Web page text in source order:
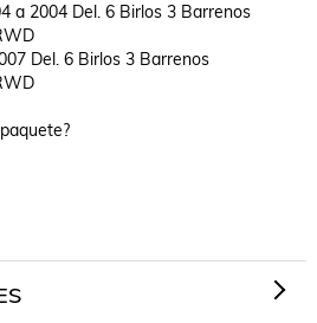
a 2004 Del. 6 Birlos 3 Barrenos
Del. 6 Birlos 3 Barrenos
paquete?